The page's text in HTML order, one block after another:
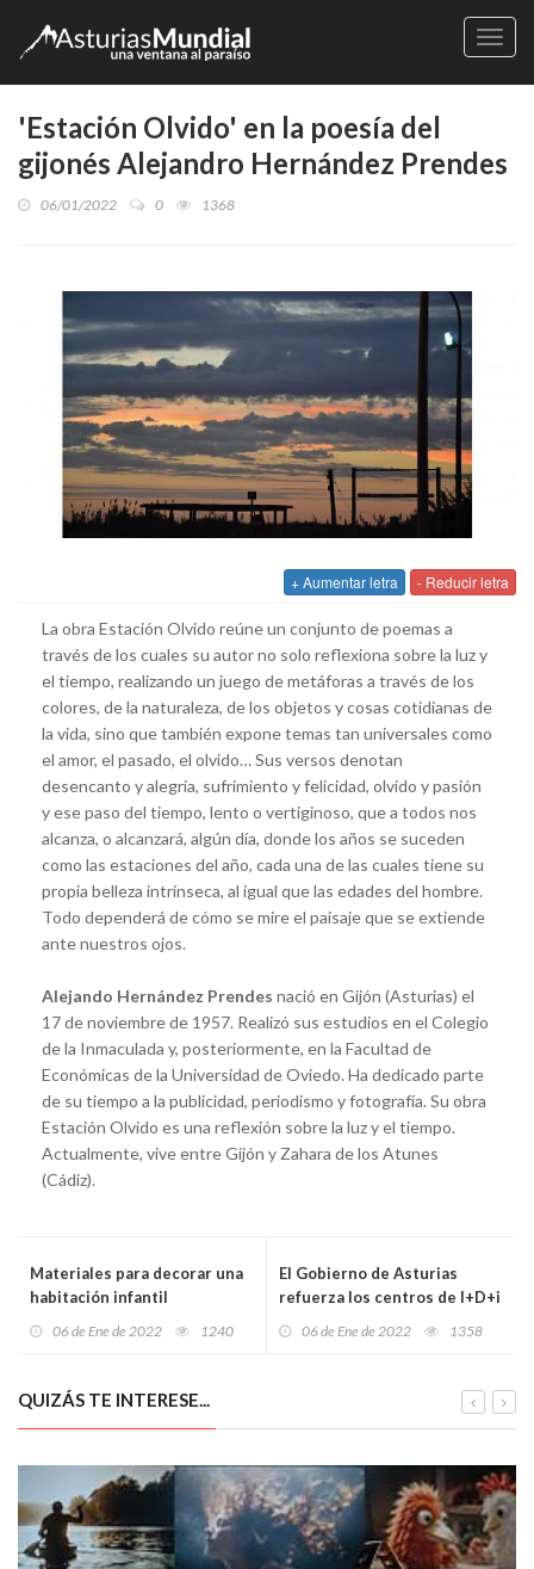
'Estación Olvido' en la poesía del
gijonés Alejandro Hernández Prendes
06/01/2022 0 1368
+ Aumentar letra - Reducir letra
La obra Estación Olvido reúne un conjunto de poemas a
través de los cuales su autor no solo reflexiona sobre la luz y
el tiempo, realizando un juego de metáforas a través de los
colores, de la naturaleza, de los objetos y cosas cotidianas de
la vida, sino que también expone temas tan universales como
el amor, el pasado, el olvido… Sus versos denotan
desencanto y alegría, sufrimiento y felicidad, olvido y pasión
y ese paso del tiempo, lento o vertiginoso, que a todos nos
alcanza, o alcanzará, algún día, donde los años se suceden
como las estaciones del año, cada una de las cuales tiene su
propia belleza intrínseca, al igual que las edades del hombre.
Todo dependerá de cómo se mire el paisaje que se extiende
ante nuestros ojos.
Alejando Hernández Prendes nació en Gijón (Asturias) el
17 de noviembre de 1957. Realizó sus estudios en el Colegio
de la Inmaculada y, posteriormente, en la Facultad de
Económicas de la Universidad de Oviedo. Ha dedicado parte
de su tiempo a la publicidad, periodismo y fotografía. Su obra
Estación Olvido es una reflexión sobre la luz y el tiempo.
Actualmente, vive entre Gijón y Zahara de los Atunes
(Cádiz).
Materiales para decorar una
habitación infantil
06 de Ene de 2022 1240
El Gobierno de Asturias
refuerza los centros de I+D+i
06 de Ene de 2022 1358
QUIZÁS TE INTERESE...